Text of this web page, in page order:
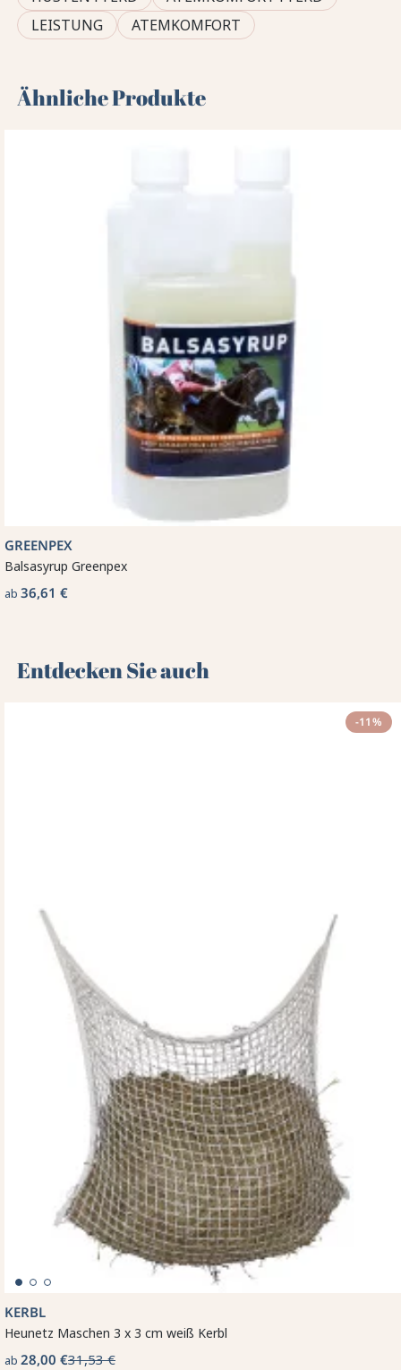
LEISTUNG
ATEMKOMFORT
Ähnliche Produkte
GREENPEX
Balsasyrup Greenpex
ab 36,61 €
Entdecken Sie auch 🌻
-11%
KERBL
Heunetz Maschen 3 x 3 cm weiß Kerbl
ab 28,00 €31,53 €